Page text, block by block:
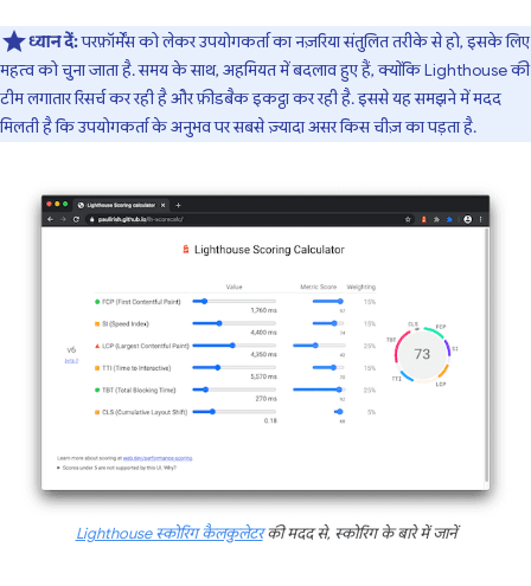
ध्यान दें:परफ़ॉर्मेंस को लेकर उपयोगकर्ता का नज़रिया संतुलित तरीके से हो, इसके लिए
महत्व को चुना जाता है. समय के साथ, अहमियत में बदलाव हुए हैं, क्योंकि Lighthouse की
टीम लगातार रिसर्च कर रही है और फ़ीडबैक इकट्ठा कर रही है. इससे यह समझने में मदद
मिलती है कि उपयोगकर्ता के अनुभव पर सबसे ज़्यादा असर किस चीज़ का पड़ता है.
Lighthouse स्कोरिंग कैलकुलेटरकी मदद से, स्कोरिंग के बारे में जानें